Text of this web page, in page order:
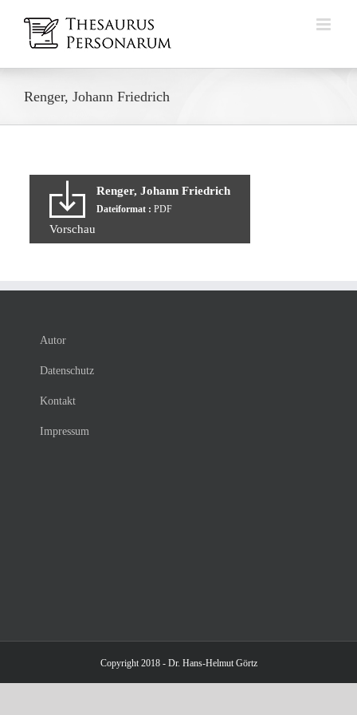
Inhalt
springen
Renger, Johann Friedrich
Renger, Johann Friedrich
Dateiformat : PDF
Vorschau
Autor
Datenschutz
Kontakt
Impressum
Copyright 2018 - Dr. Hans-Helmut Görtz